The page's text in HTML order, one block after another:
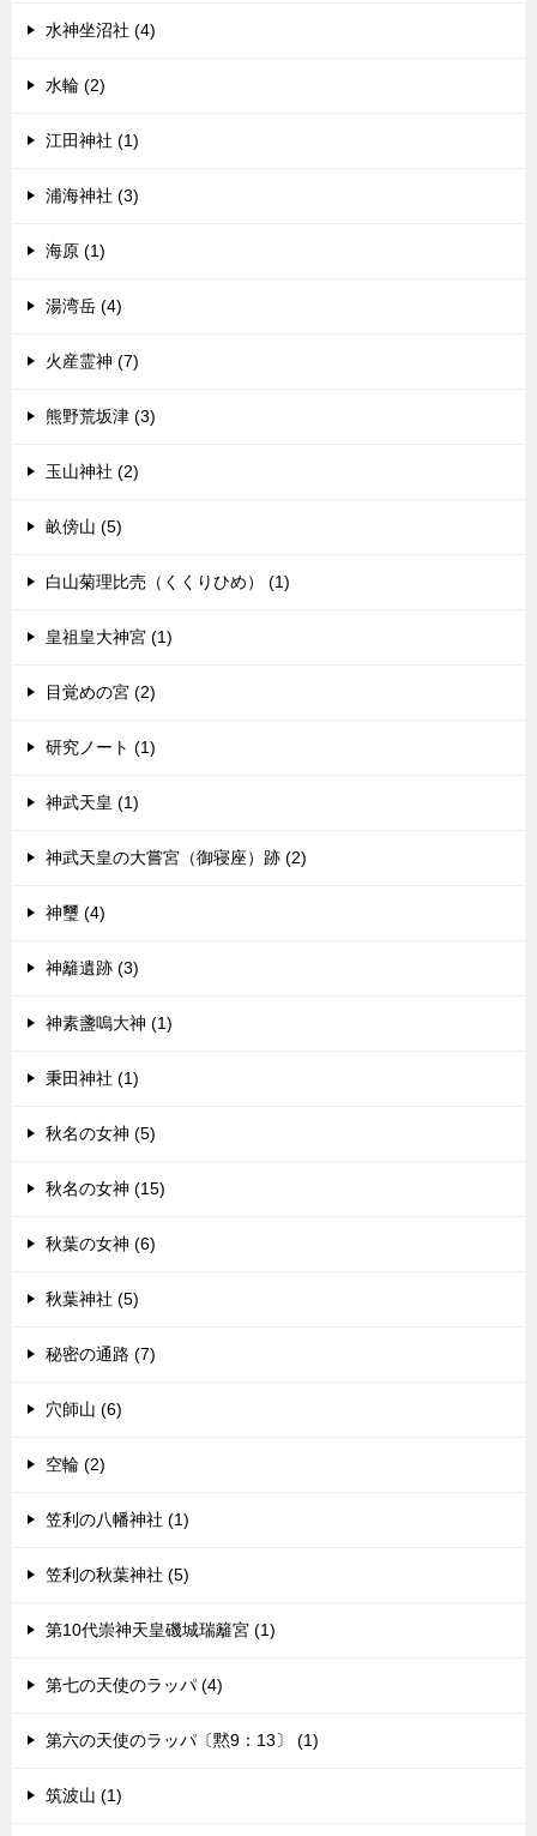
水神坐沼社 (4)
水輪 (2)
江田神社 (1)
浦海神社 (3)
海原 (1)
湯湾岳 (4)
火産霊神 (7)
熊野荒坂津 (3)
玉山神社 (2)
畝傍山 (5)
白山菊理比売（くくりひめ） (1)
皇祖皇大神宮 (1)
目覚めの宮 (2)
研究ノート (1)
神武天皇 (1)
神武天皇の大嘗宮（御寝座）跡 (2)
神璽 (4)
神籬遺跡 (3)
神素盞嗚大神 (1)
秉田神社 (1)
秋名の女神 (5)
秋名の女神 (15)
秋葉の女神 (6)
秋葉神社 (5)
秘密の通路 (7)
穴師山 (6)
空輪 (2)
笠利の八幡神社 (1)
笠利の秋葉神社 (5)
第10代崇神天皇磯城瑞籬宮 (1)
第七の天使のラッパ (4)
第六の天使のラッパ〔黙9：13〕 (1)
筑波山 (1)